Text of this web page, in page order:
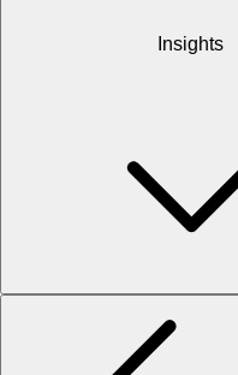
Insights
weltweit nach
den Nutzerinnen und
Quelle:
Wenig überraschend:
sechs Prozent auf Platz